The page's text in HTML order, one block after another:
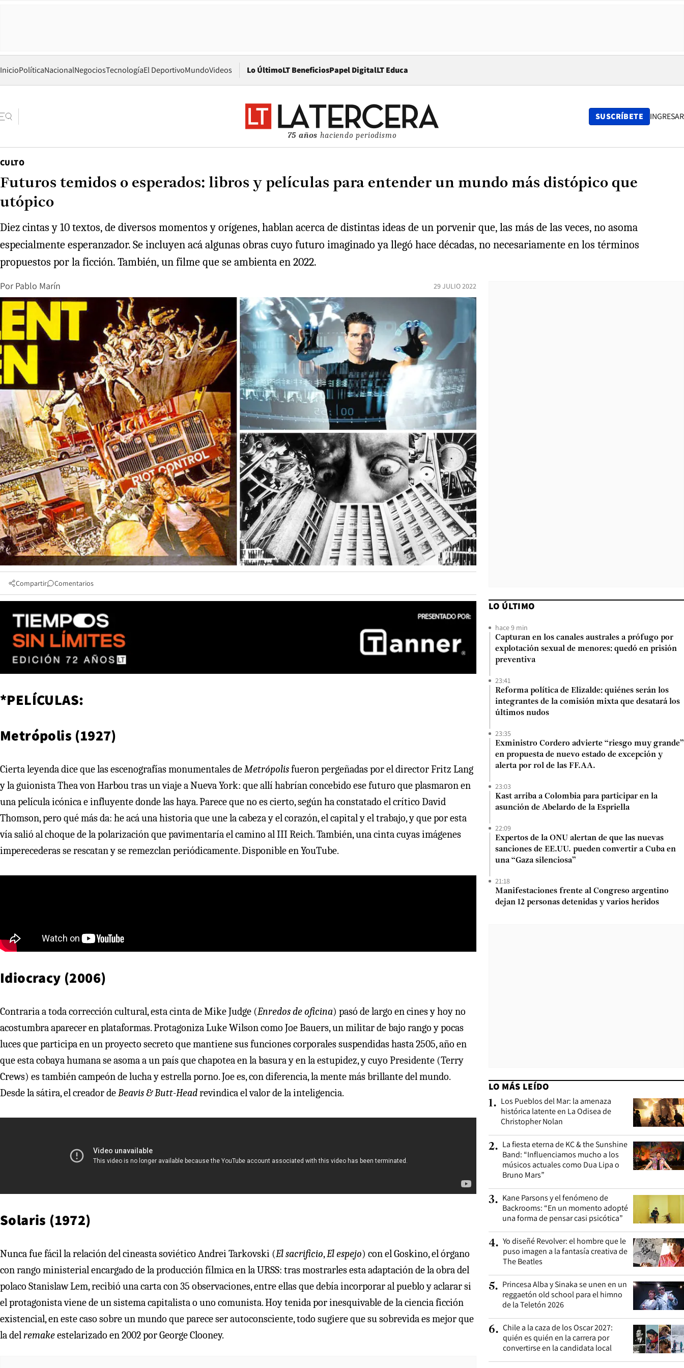
InicioPolíticaNacionalNegociosTecnologíaEl DeportivoMundoVideos Lo ÚltimoLT BeneficiosPapel DigitalOpens in new window
LT Educa
75 años haciendo periodismo
SUSCRÍBETE INGRESAR
CULTO
Futuros temidos o esperados: libros y películas para entender un mundo más distópico que
utópico
Diez cintas y 10 textos, de diversos momentos y orígenes, hablan acerca de distintas ideas de un porvenir que, las más de las veces, no asoma
especialmente esperanzador. Se incluyen acá algunas obras cuyo futuro imaginado ya llegó hace décadas, no necesariamente en los términos
propuestos por la ficción. También, un filme que se ambienta en 2022.
Por Pablo Marín 29 JULIO 2022
Compartir Comentarios
*PELÍCULAS:
Metrópolis (1927)
Cierta leyenda dice que las escenografías monumentales deMetrópolisfueron pergeñadas por el director Fritz Lang
y la guionista Thea von Harbou tras un viaje a Nueva York: que allí habrían concebido ese futuro que plasmaron en
una película icónica e influyente donde las haya. Parece que no es cierto, según ha constatado el crítico David
Thomson, pero qué más da: he acá una historia que une la cabeza y el corazón, el capital y el trabajo, y que por esta
vía salió al choque de la polarización que pavimentaría el camino al III Reich. También, una cinta cuyas imágenes
imperecederas se rescatan y se remezclan periódicamente. Disponible en YouTube.
Idiocracy (2006)
Contraria a toda corrección cultural, esta cinta de Mike Judge (Enredos de oficina) pasó de largo en cines y hoy no
acostumbra aparecer en plataformas. Protagoniza Luke Wilson como Joe Bauers, un militar de bajo rango y pocas
luces que participa en un proyecto secreto que mantiene sus funciones corporales suspendidas hasta 2505, año en
que esta cobaya humana se asoma a un país que chapotea en la basura y en la estupidez, y cuyo Presidente (Terry
Crews) es también campeón de lucha y estrella porno. Joe es, con diferencia, la mente más brillante del mundo.
Desde la sátira, el creador deBeavis & Butt-Headrevindica el valor de la inteligencia.
Solaris (1972)
Nunca fue fácil la relación del cineasta soviético Andrei Tarkovski (El sacrificio,El espejo) con el Goskino, el órgano
con rango ministerial encargado de la producción fílmica en la URSS: tras mostrarles esta adaptación de la obra del
polaco Stanislaw Lem, recibió una carta con 35 observaciones, entre ellas que debía incorporar al pueblo y aclarar si
el protagonista viene de un sistema capitalista o uno comunista. Hoy tenida por inesquivable de la ciencia ficción
existencial, en este caso sobre un mundo que parece ser autoconsciente, todo sugiere que su sobrevida es mejor que
la delremakeestelarizado en 2002 por George Clooney.
LO ÚLTIMO
hace 9 min
Capturan en los canales australes a prófugo por
explotación sexual de menores: quedó en prisión
preventiva
23:41
Reforma política de Elizalde: quiénes serán los
integrantes de la comisión mixta que desatará los
últimos nudos
23:35
Exministro Cordero advierte “riesgo muy grande”
en propuesta de nuevo estado de excepción y
alerta por rol de las FF.AA.
23:03
Kast arriba a Colombia para participar en la
asunción de Abelardo de la Espriella
22:09
Expertos de la ONU alertan de que las nuevas
sanciones de EE.UU. pueden convertir a Cuba en
una “Gaza silenciosa”
21:18
Manifestaciones frente al Congreso argentino
dejan 12 personas detenidas y varios heridos
LO MÁS LEÍDO
1. Los Pueblos del Mar: la amenaza
histórica latente en La Odisea de
Christopher Nolan
2. La fiesta eterna de KC & the Sunshine
Band: “Influenciamos mucho a los
músicos actuales como Dua Lipa o
Bruno Mars”
3. Kane Parsons y el fenómeno de
Backrooms: “En un momento adopté
una forma de pensar casi psicótica”
4. Yo diseñé Revolver: el hombre que le
puso imagen a la fantasía creativa de
The Beatles
5. Princesa Alba y Sinaka se unen en un
reggaetón old school para el himno
de la Teletón 2026
6. Chile a la caza de los Oscar 2027:
quién es quién en la carrera por
convertirse en la candidata local